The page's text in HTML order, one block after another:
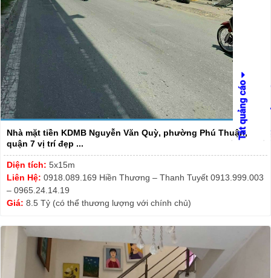
Nhà mặt tiền KDMB Nguyễn Văn Quỳ, phường Phú Thuận,
quận 7 vị trí đẹp ...
Diện tích: 5x15m
Liên Hệ: 0918.089.169 Hiền Thương – Thanh Tuyết 0913.999.003
– 0965.24.14.19
Giá: 8.5 Tỷ (có thể thương lượng với chính chủ)